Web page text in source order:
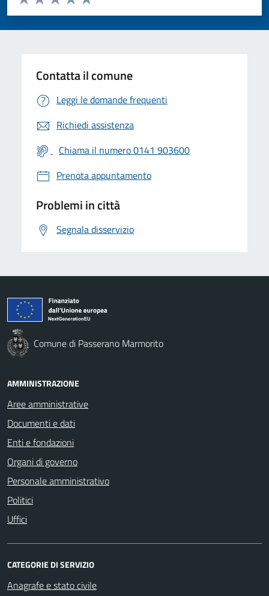
Valuta 5 stelle su 5
Valuta 4 stelle su 5
Valuta 3 stelle su 5
Valuta 2 stelle su 5
Valuta 1 stelle su 5
Contatta il comune
Leggi le domande frequenti
Richiedi assistenza
Chiama il numero 0141 903600
Prenota appuntamento
Problemi in città
Segnala disservizio
Comune di Passerano Marmorito
AMMINISTRAZIONE
Aree amministrative
Documenti e dati
Enti e fondazioni
Organi di governo
Personale amministrativo
Politici
Uffici
CATEGORIE DI SERVIZIO
Anagrafe e stato civile